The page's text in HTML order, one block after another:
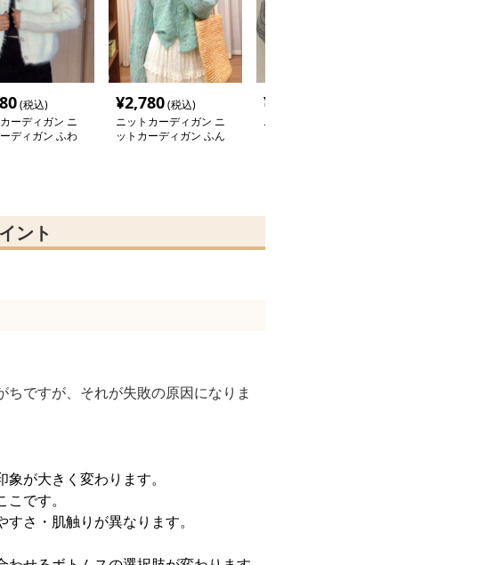
(税込)
ーディガン ニ
ディガン ふわ
¥2,780(税込)
ニットカーディガン ニ
ットカーディガン ふん
¥
ニットカーディガン ニ
ント
ですが、それが失敗の原因になりま
が大きく変わります。
です。
さ・肌触りが異なります。